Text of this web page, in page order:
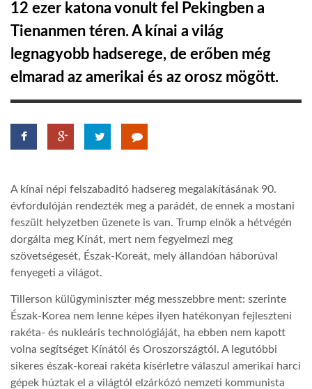
HÍR3D
GLOBOTV
AFRIKA TUDÁSTÁR
A NAP SZÉPE
GLOBOZSARU
12 ezer katona vonult fel Pekingben a
Tienanmen téren. A kínai a világ
legnagyobb hadserege, de erőben még
elmarad az amerikai és az orosz mögött.
A kínai népi felszabaditó hadsereg megalakításának 90.
évfordulóján rendezték meg a parádét, de ennek a mostani
feszült helyzetben üzenete is van. Trump elnök a hétvégén
dorgálta meg Kínát, mert nem fegyelmezi meg
szövetségesét, Észak-Koreát, mely állandóan háborúval
fenyegeti a világot.
Tillerson külügyminiszter még messzebbre ment: szerinte
Észak-Korea nem lenne képes ilyen hatékonyan fejleszteni
rakéta- és nukleáris technológiáját, ha ebben nem kapott
volna segítséget Kínától és Oroszországtól. A legutóbbi
sikeres észak-koreai rakéta kísérletre válaszul amerikai harci
gépek húztak el a világtól elzárkózó nemzeti kommunista